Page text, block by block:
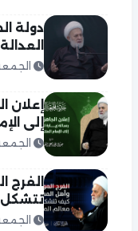
دولة
الجمعة 07 آب
إعلان
إلى
الجمعة 07 آب
تتشكل
الجمعة 07 آب